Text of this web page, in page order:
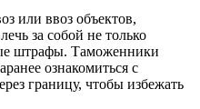
или ввоз объектов,
за собой не только
штрафы. Таможенники
ознакомиться с
границу, чтобы избежать